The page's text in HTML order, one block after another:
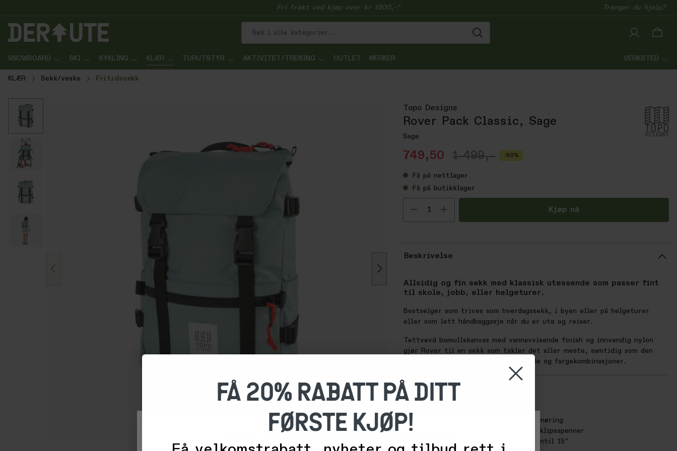
Fri frakt ved kjøp over kr 1500,-* Trenger du hjelp?
SNOWBOARD SKI SYKLING KLÆR TURUTSTYR AKTIVITET/TRENING OUTLET MERKER VERKSTED
KLÆR Sekk/veske Fritidssekk
Hopp over bildegalleri
Topo Designs
Rover Pack Classic, Sage
Sage
749,50 1 499,- -50%
Få på nettlager
Få på butikklager
Velg antall Kjøp nå
Beskrivelse
Allsidig og fin sekk med klassisk utessende som passer fint
til skole, jobb, eller helgeturer.
Bestselger som trives som hverdagssekk, i byen eller på helgeturer
eller som lett håndbaggasje når du er ute og reiser.
Tettvevd bomullskanvas med vannavvisende finish og innvendig nylon
gjør Rover til en sekk som takler det aller meste, samtidig som den
skiller seg ut med sitt kule utseende og fargekombinasjoner.
SPESIFIKASJONER:
Praktisk bærehåndtak
Romslig hovedrom som lukkes med snøring
Topplokk med glidelås, festes med klipsspenner
Egen innvendig lomme for laptop inntil 15"
Velg dine cookie-innstillinger
FÅ 20% RABATT PÅ DITT
FØRSTE KJØP!